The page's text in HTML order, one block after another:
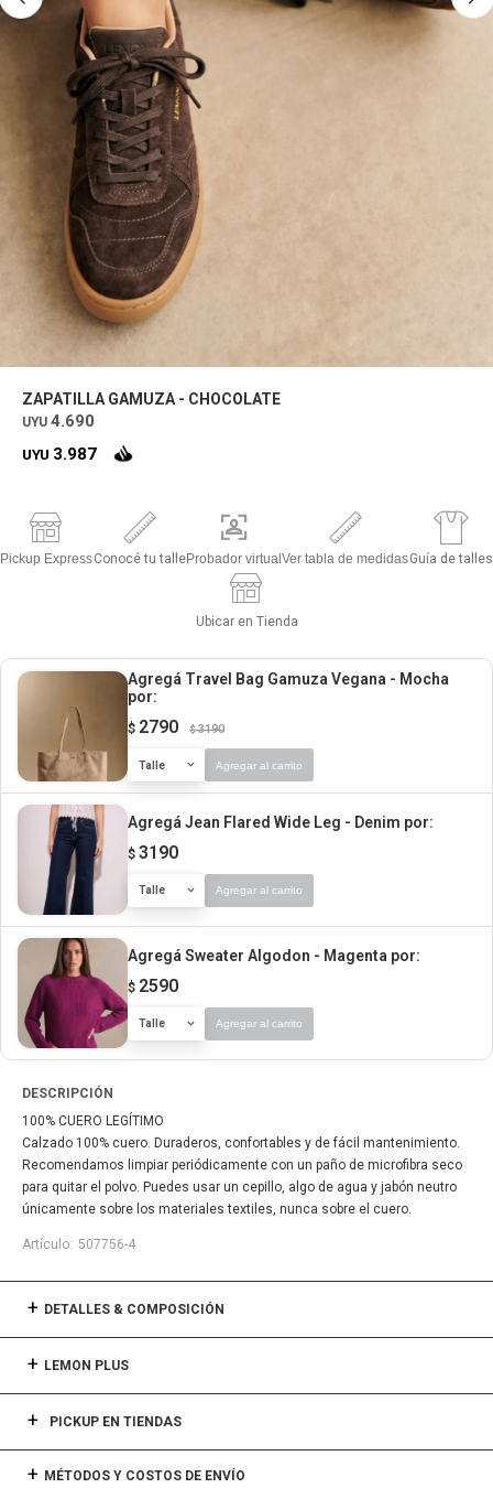
ZAPATILLA GAMUZA - CHOCOLATE
UYU 4.690
UYU 3.987
Pickup ExpressConocé tu talleProbador virtual Ver tabla de medidasGuía de talles
Ubicar en Tienda
Agregá Travel Bag Gamuza Vegana - Mocha
por:
$ 2790 $ 3190
Talle Agregar al carrito
Agregá Jean Flared Wide Leg - Denim por:
$ 3190
Talle Agregar al carrito
Agregá Sweater Algodon - Magenta por:
$ 2590
Talle Agregar al carrito
DESCRIPCIÓN
100% CUERO LEGÍTIMO
Calzado 100% cuero. Duraderos, confortables y de fácil mantenimiento.
Recomendamos limpiar periódicamente con un paño de microfibra seco
para quitar el polvo. Puedes usar un cepillo, algo de agua y jabón neutro
únicamente sobre los materiales textiles, nunca sobre el cuero.
507756-4
DETALLES & COMPOSICIÓN
LEMON PLUS
PICKUP EN TIENDAS
MÉTODOS Y COSTOS DE ENVÍO